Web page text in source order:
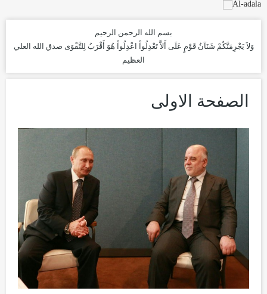
بسم الله الرحمن الرحيم
وَلاَ يَجْرِمَنَّكُمْ شَنَآنُ قَوْمٍ عَلَى أَلاَّ تَعْدِلُواْ اعْدِلُواْ هُوَ أَقْرَبُ لِلتَّقْوَى صدق الله العلي
العظيم
الصفحة الاولى